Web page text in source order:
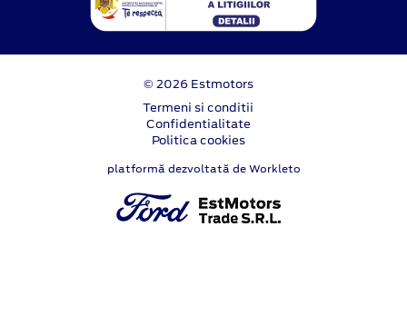
© 2026 Estmotors
Termeni si conditii
Confidentialitate
Politica cookies
platformă dezvoltată de Workleto